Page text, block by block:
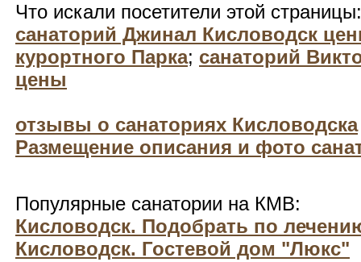
Что искали посетители этой
санаторий Джинал Кисловодск
курортного Парка; санаторий
цены
отзывы о санаториях Кисловодска
Размещение описания и фото
Популярные санатории на КМВ:
Кисловодск. Подобрать по
Кисловодск. Гостевой дом "Люкс"